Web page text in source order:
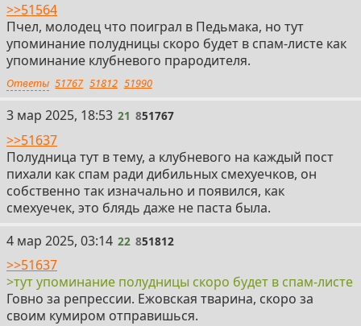
>>51564
Пчел, молодец что поиграл в Педьмака, но тут
упоминание полудницы скоро будет в спам-листе как
упоминание клубневого прародителя.
Ответы 51767 51812 51990
21
3 мар 2025, 18:53 21 851767
>>51637
Полудница тут в тему, а клубневого на каждый пост
пихали как спам ради дибильных смехуечков, он
собственно так изначально и появился, как
смехуечек, это блядь даже не паста была.
22
4 мар 2025, 03:14 22 851812
>>51637
>тут упоминание полудницы скоро будет в спам-листе
Говно за репрессии. Ежовская тварина, скоро за
своим кумиром отправишься.